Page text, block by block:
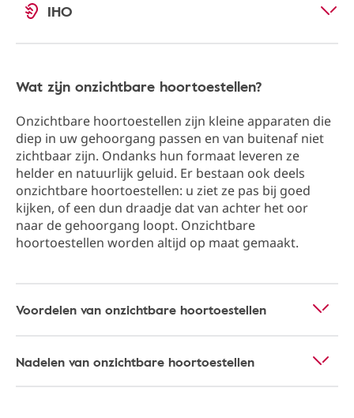
IHO
Wat zijn onzichtbare hoortoestellen?
Onzichtbare hoortoestellen zijn kleine apparaten die
diep in uw gehoorgang passen en van buitenaf niet
zichtbaar zijn. Ondanks hun formaat leveren ze
helder en natuurlijk geluid. Er bestaan ook deels
onzichtbare hoortoestellen: u ziet ze pas bij goed
kijken, of een dun draadje dat van achter het oor
naar de gehoorgang loopt. Onzichtbare
hoortoestellen worden altijd op maat gemaakt.
Voordelen van onzichtbare hoortoestellen
Nadelen van onzichtbare hoortoestellen